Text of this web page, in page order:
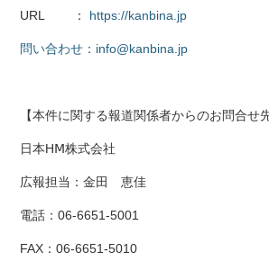
URL ： https://kanbina.jp
問い合わせ：info@kanbina.jp
【本件に関する報道関係者からのお問合せ先
日本HⅯ株式会社
広報担当：金田 恵佳
電話：06-6651-5001
FAX：06-6651-5010